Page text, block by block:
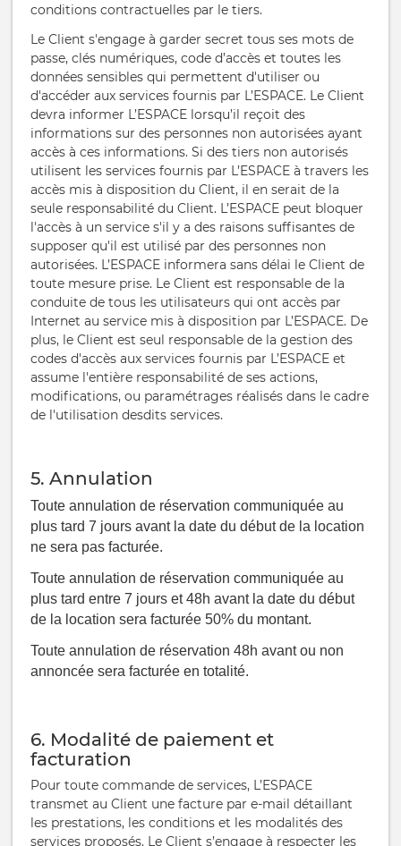
conditions contractuelles par le tiers.
Le Client s'engage à garder secret tous ses mots de
passe, clés numériques, code d’accès et toutes les
données sensibles qui permettent d'utiliser ou
d'accéder aux services fournis par L’ESPACE. Le Client
devra informer L’ESPACE lorsqu’il reçoit des
informations sur des personnes non autorisées ayant
accès à ces informations. Si des tiers non autorisés
utilisent les services fournis par L’ESPACE à travers les
accès mis à disposition du Client, il en serait de la
seule responsabilité du Client. L’ESPACE peut bloquer
l'accès à un service s'il y a des raisons suffisantes de
supposer qu'il est utilisé par des personnes non
autorisées. L’ESPACE informera sans délai le Client de
toute mesure prise. Le Client est responsable de la
conduite de tous les utilisateurs qui ont accès par
Internet au service mis à disposition par L’ESPACE. De
plus, le Client est seul responsable de la gestion des
codes d'accès aux services fournis par L’ESPACE et
assume l'entière responsabilité de ses actions,
modifications, ou paramétrages réalisés dans le cadre
de l'utilisation desdits services.
5. Annulation
Toute annulation de réservation communiquée au
plus tard 7 jours avant la date du début de la location
ne sera pas facturée.
Toute annulation de réservation communiquée au
plus tard entre 7 jours et 48h avant la date du début
de la location sera facturée 50% du montant.
Toute annulation de réservation 48h avant ou non
annoncée sera facturée en totalité.
6. Modalité de paiement et
facturation
Pour toute commande de services, L’ESPACE
transmet au Client une facture par e-mail détaillant
les prestations, les conditions et les modalités des
services proposés. Le Client s’engage à respecter les